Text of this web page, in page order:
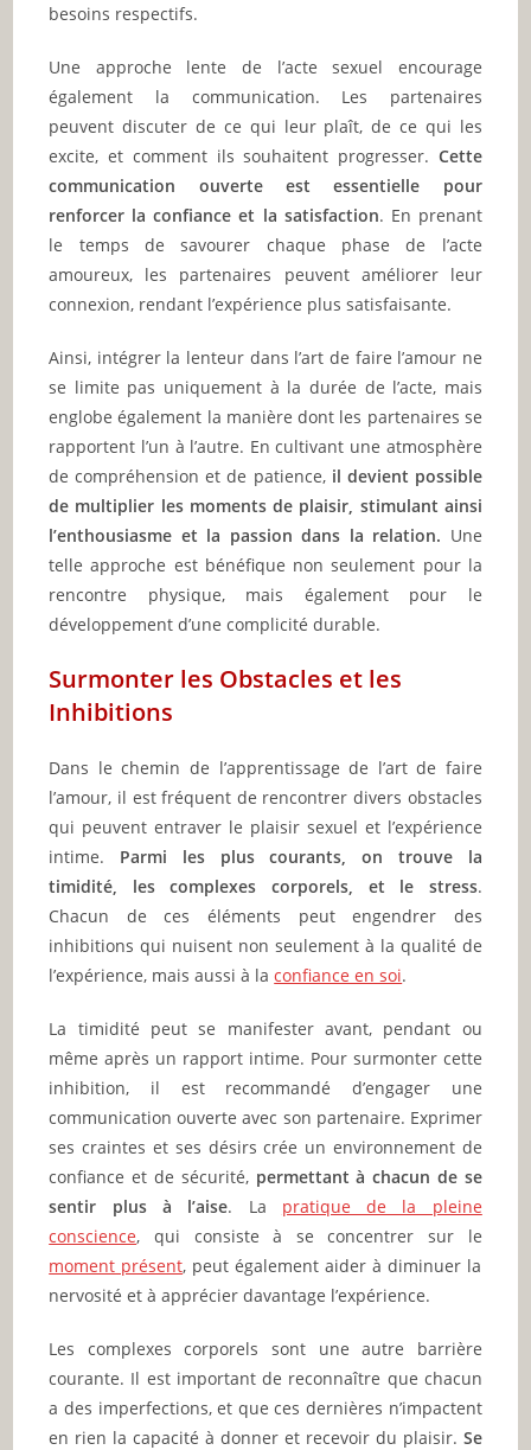
besoins respectifs.
Une approche lente de l’acte sexuel encourage
également la communication. Les partenaires
peuvent discuter de ce qui leur plaît, de ce qui les
excite, et comment ils souhaitent progresser. Cette
communication ouverte est essentielle pour
renforcer la confiance et la satisfaction. En prenant
le temps de savourer chaque phase de l’acte
amoureux, les partenaires peuvent améliorer leur
connexion, rendant l’expérience plus satisfaisante.
Ainsi, intégrer la lenteur dans l’art de faire l’amour ne
se limite pas uniquement à la durée de l’acte, mais
englobe également la manière dont les partenaires se
rapportent l’un à l’autre. En cultivant une atmosphère
de compréhension et de patience, il devient possible
de multiplier les moments de plaisir, stimulant ainsi
l’enthousiasme et la passion dans la relation. Une
telle approche est bénéfique non seulement pour la
rencontre physique, mais également pour le
développement d’une complicité durable.
Surmonter les Obstacles et les
Inhibitions
Dans le chemin de l’apprentissage de l’art de faire
l’amour, il est fréquent de rencontrer divers obstacles
qui peuvent entraver le plaisir sexuel et l’expérience
intime. Parmi les plus courants, on trouve la
timidité, les complexes corporels, et le stress.
Chacun de ces éléments peut engendrer des
inhibitions qui nuisent non seulement à la qualité de
l’expérience, mais aussi à laconfiance en soi.
La timidité peut se manifester avant, pendant ou
même après un rapport intime. Pour surmonter cette
inhibition, il est recommandé d’engager une
communication ouverte avec son partenaire. Exprimer
ses craintes et ses désirs crée un environnement de
confiance et de sécurité, permettant à chacun de se
sentir plus à l’aise. La pratique de la pleine
conscience, qui consiste à se concentrer sur le
moment présent, peut également aider à diminuer la
nervosité et à apprécier davantage l’expérience.
Les complexes corporels sont une autre barrière
courante. Il est important de reconnaître que chacun
a des imperfections, et que ces dernières n’impactent
en rien la capacité à donner et recevoir du plaisir. Se